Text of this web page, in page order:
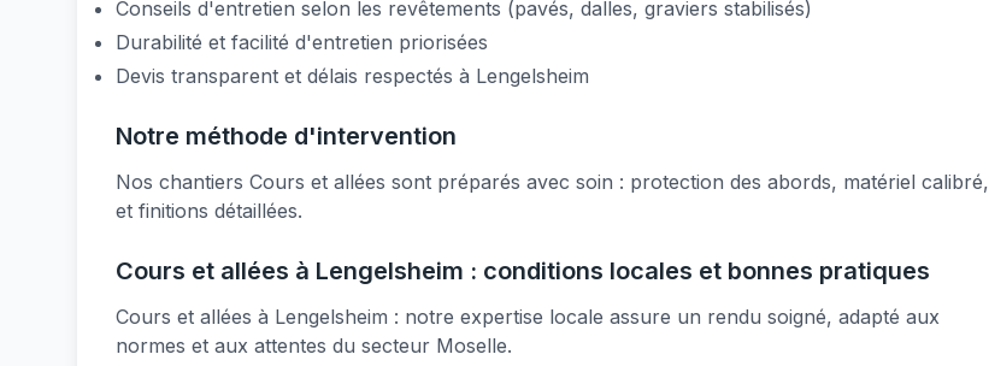
Conseils d'entretien selon les revêtements (pavés, dalles, graviers stabilisés)
Durabilité et facilité d'entretien priorisées
Devis transparent et délais respectés à Lengelsheim
Notre méthode d'intervention
Nos chantiers Cours et allées sont préparés avec soin : protection des abords, matériel calibré,
et finitions détaillées.
Cours et allées à Lengelsheim : conditions locales et bonnes pratiques
Cours et allées à Lengelsheim : notre expertise locale assure un rendu soigné, adapté aux
normes et aux attentes du secteur Moselle.